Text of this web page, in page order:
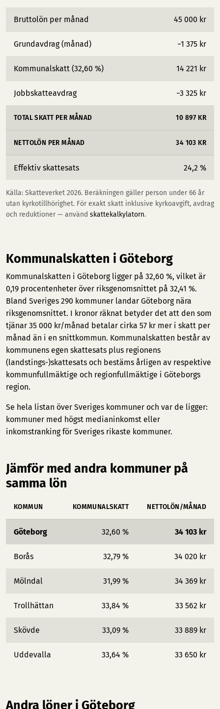
Bruttolön per månad 45 000 kr
Grundavdrag (månad) −1 375 kr
Kommunalskatt (32,60 %) 14 221 kr
Jobbskatteavdrag −3 325 kr
TOTAL SKATT PER MÅNAD 10 897 KR
NETTOLÖN PER MÅNAD 34 103 KR
Effektiv skattesats 24,2 %
Källa: Skatteverket 2026. Beräkningen gäller person under 66 år
utan kyrkotillhörighet. För exakt skatt inklusive kyrkoavgift, avdrag
och reduktioner — använd skattekalkylatorn.
Kommunalskatten i Göteborg
Kommunalskatten i Göteborg ligger på 32,60 %, vilket är
0,19 procentenheter över riksgenomsnittet på 32,41 %.
Bland Sveriges 290 kommuner landar Göteborg nära
riksgenomsnittet. I kronor räknat betyder det att den som
tjänar 35 000 kr/månad betalar cirka 57 kr mer i skatt per
månad än i en snittkommun. Kommunalskatten består av
kommunens egen skattesats plus regionens
(landstings-)skattesats och bestäms årligen av respektive
kommunfullmäktige och regionfullmäktige i Göteborgs
region.
Se hela listan över Sveriges kommuner och var de ligger:
kommuner med högst medianinkomst eller
inkomstranking för Sveriges rikaste kommuner.
Jämför med andra kommuner på
samma lön
KOMMUN KOMMUNALSKATT NETTOLÖN/MÅNAD
Göteborg 32,60 % 34 103 kr
Borås 32,79 % 34 020 kr
Mölndal 31,99 % 34 369 kr
Trollhättan 33,84 % 33 562 kr
Skövde 33,09 % 33 889 kr
Uddevalla 33,64 % 33 650 kr
Andra löner i Göteborg